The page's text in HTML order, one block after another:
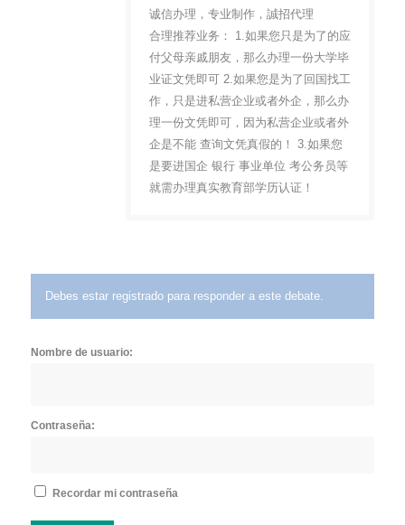
诚信办理，专业制作，誠招代理
合理推荐业务： 1.如果您只是为了的应
付父母亲戚朋友，那么办理一份大学毕
业证文凭即可 2.如果您是为了回国找工
作，只是进私营企业或者外企，那么办
理一份文凭即可，因为私营企业或者外
企是不能 查询文凭真假的！ 3.如果您
是要进国企 银行 事业单位 考公务员等
就需办理真实教育部学历认证！
Debes estar registrado para responder a este debate.
Nombre de usuario:
Contraseña:
Recordar mi contraseña